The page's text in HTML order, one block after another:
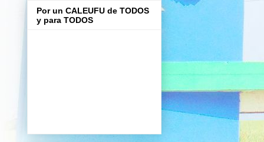
Por un CALEUFU de TODOS
y para TODOS